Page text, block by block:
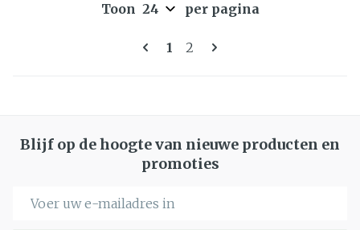
Pagina's
U lees momenteel pagina
1 Pagina
2
Toon per pagina
Blijf op de hoogte van nieuwe producten en
promoties